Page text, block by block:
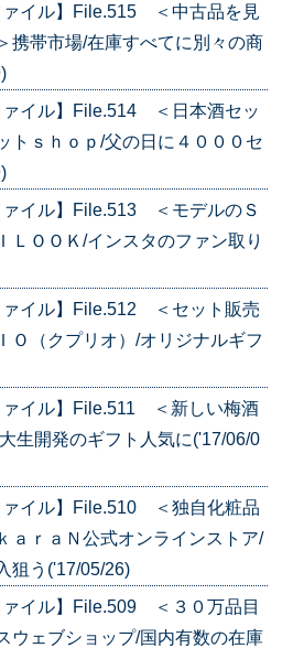
ァイル】File.515 ＜中古品を見
携帯市場/在庫すべてに別々の商
ァイル】File.514 ＜日本酒セッ
トｓｈｏｐ/父の日に４０００セ
ァイル】File.513 ＜モデルのＳ
ＬＯＯＫ/インスタのファン取り
ァイル】File.512 ＜セット販売
Ｏ（クプリオ）/オリジナルギフ
ァイル】File.511 ＜新しい梅酒
生開発のギフト人気に('17/06/0
ァイル】File.510 ＜独自化粧品
ａｒａＮ公式オンラインストア/
狙う('17/05/26)
ァイル】File.509 ＜３０万品目
ウェブショップ/国内有数の在庫